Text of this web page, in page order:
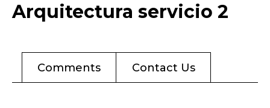
Arquitectura servicio 2
Comments Contact Us